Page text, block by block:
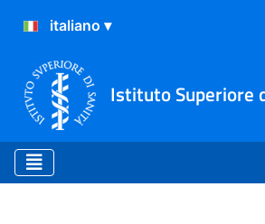
Istituto Superiore